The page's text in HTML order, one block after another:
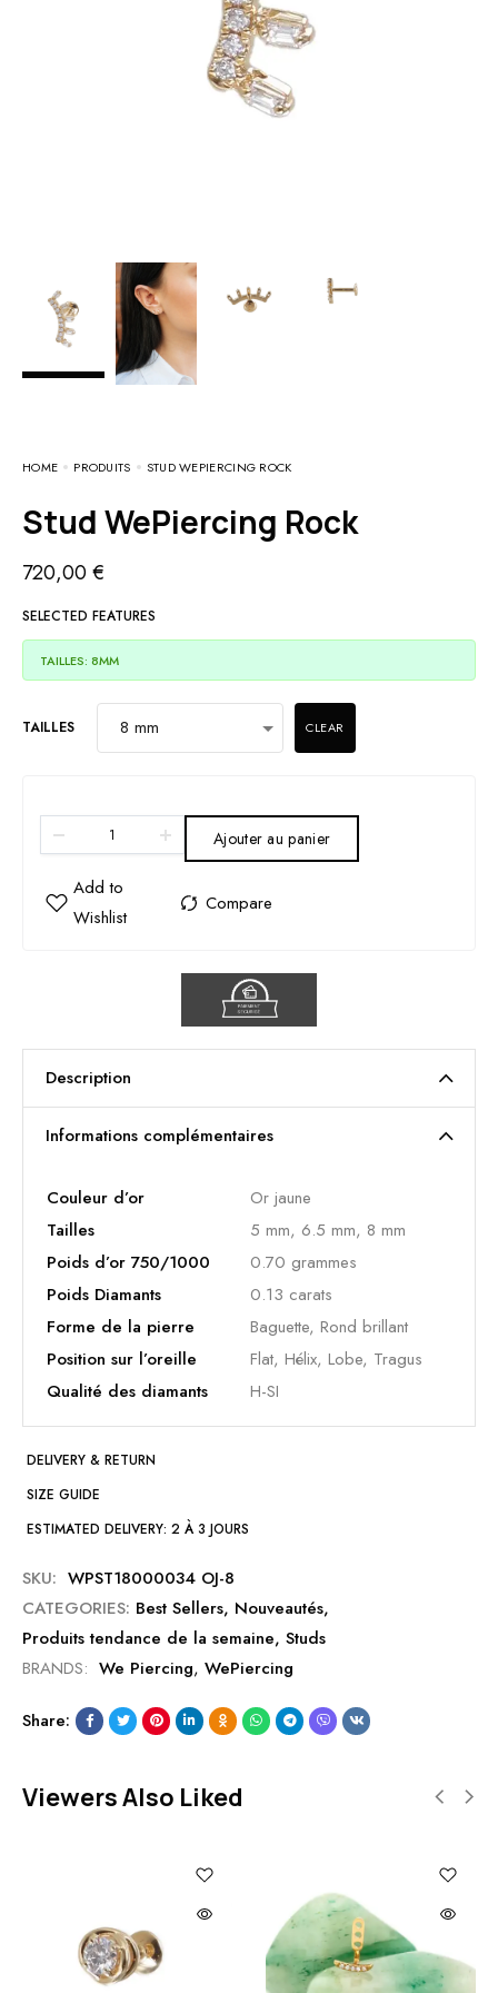
HOME PRODUITS STUD WEPIERCING ROCK
Stud WePiercing Rock
720,00€
SELECTED FEATURES
TAILLES: 8MM
TAILLES CLEAR
Ajouter au panier
Description
Informations complémentaires
Couleur d’or
Or jaune
Tailles
5 mm, 6.5 mm, 8 mm
Poids d’or 750/1000
0.70 grammes
Poids Diamants
0.13 carats
Forme de la pierre
Baguette, Rond brillant
Position sur l’oreille
Flat, Hélix, Lobe, Tragus
Qualité des diamants
H-SI
DELIVERY & RETURN
SIZE GUIDE
ESTIMATED DELIVERY: 2 À 3 JOURS
SKU: WPST18000034 OJ-8
CATEGORIES: Best Sellers, Nouveautés,
Produits tendance de la semaine, Studs
BRANDS: We Piercing, WePiercing
Share:
Viewers Also Liked